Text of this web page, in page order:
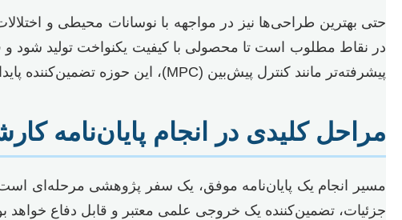
حتی بهترین طراحی‌ها نیز در مواجهه با نوسانات محیطی و
پیشرفته‌تر مانند کنترل پیش‌بین (MPC)، این حوزه تضمین‌کننده پایداری و عملکرد بهینه واحدهای شیمیایی است.
مراحل کلیدی در انجام پایان‌نامه
مسیر انجام یک پایان‌نامه موفق، یک سفر پژوهشی مرحله‌ای
جزئیات، تضمین‌کننده یک خروجی علمی معتبر و قابل دفاع خواهد